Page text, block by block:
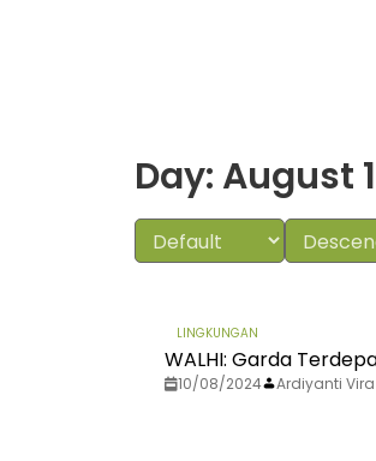
Day: August
LINGKUNGAN
WALHI: Garda
10/08/2024 Ardiyanti